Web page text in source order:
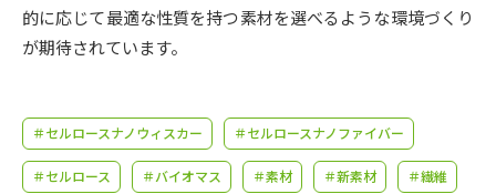
大学で学びたい学問発見
学問の教科書 夢ナビライブ
的に応じて最適な性質を持つ素材を選べるような環境づくり
が期待されています。
＃セルロースナノウィスカー ＃セルロースナノファイバー
＃セルロース ＃バイオマス ＃素材 ＃新素材 ＃繊維